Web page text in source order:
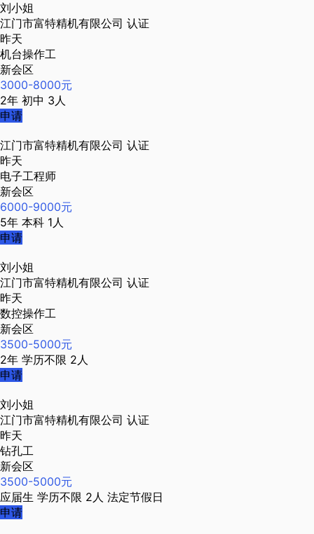
刘小姐
江门市富特精机有限公司 认证
昨天
机台操作工
新会区
3000-8000元
2年 初中 3人
申请
江门市富特精机有限公司 认证
昨天
电子工程师
新会区
6000-9000元
5年 本科 1人
申请
刘小姐
江门市富特精机有限公司 认证
昨天
数控操作工
新会区
3500-5000元
2年 学历不限 2人
申请
刘小姐
江门市富特精机有限公司 认证
昨天
钻孔工
新会区
3500-5000元
应届生 学历不限 2人 法定节假日
申请